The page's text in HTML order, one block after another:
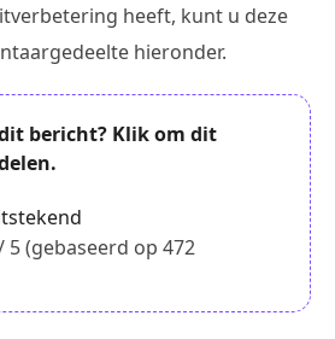
heeft, kunt u deze
hieronder.
bericht? Klik om dit
5 (gebaseerd op 472